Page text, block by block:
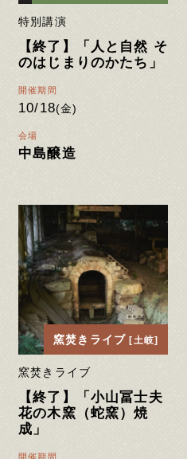
特別講演
【終了】「人と自然 そ
のはじまりのかたち」
開催期間
10/18(金)
会場
中島醸造
窯焚きライブ [土岐]
窯焚きライブ
【終了】「小山冨士夫
花の木窯（蛇窯）焼
成」
開催期間